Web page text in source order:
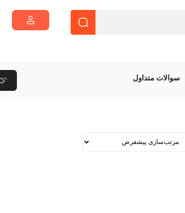
سوالات متداول